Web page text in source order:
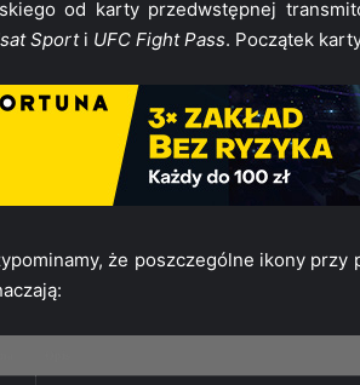
od karty przedwstępnej
Sporti UFC Fight Pass. Początek
że poszczególne ikony